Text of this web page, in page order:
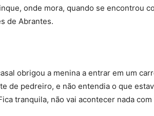
onde mora, quando se encontrou
de Abrantes.
obrigou a menina a entrar em um
de pedreiro, e não entendia o que
tranquila, não vai acontecer nada com